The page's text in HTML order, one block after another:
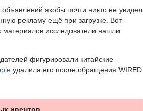
якобы почти никто не увидел.
рекламу ещё при загрузке. Вот
материалов исследователи нашли
фигурировали китайские
удалила его после обращения WIRED.
ивентов